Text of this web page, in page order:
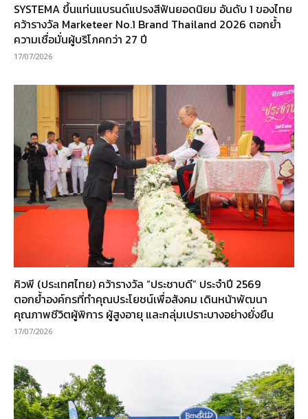
SYSTEMA ขึ้นแท่นแบรนด์แปรงสีฟันยอดนิยม อันดับ 1 ของไทย
คว้ารางวัล Marketeer No.1 Brand Thailand 2026 ตอกย้ำ
ความเชื่อมั่นผู้บริโภคกว่า 27 ปี
17/07/2026
คิวพี (ประเทศไทย) คว้ารางวัล “ประชาบดี” ประจำปี 2569
ตอกย้ำองค์กรที่ทำคุณประโยชน์เพื่อสังคม เดินหน้าพัฒนา
คุณภาพชีวิตผู้พิการ ผู้สูงอายุ และกลุ่มเปราะบางอย่างยั่งยืน
17/07/2026